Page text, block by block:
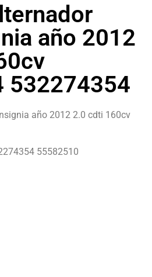
año 2012
532274354
año 2012 2.0 cdti 160cv
55582510